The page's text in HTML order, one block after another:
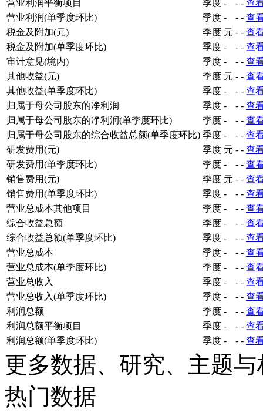
营业利润平衡项目
季度 - - - 查
营业利润(单季度环比)
季度 - - - 查
税金及附加(元)
季度 元 - - 查
税金及附加(单季度环比)
季度 - - - 查
审计意见(境内)
季度 - - - 查
其他收益(元)
季度 元 - - 查
其他收益(单季度环比)
季度 - - - 查
归属于母公司股东的净利润
季度 - - - 查
归属于母公司股东的净利润(单季度环比)
季度 - - - 查
归属于母公司股东的综合收益总额(单季度环比) 季度 - - - 查
研发费用(元)
季度 元 - - 查
研发费用(单季度环比)
季度 - - - 查
销售费用(元)
季度 元 - - 查
销售费用(单季度环比)
季度 - - - 查
营业总成本其他项目
季度 - - - 查
综合收益总额
季度 - - - 查
综合收益总额(单季度环比)
季度 - - - 查
营业总成本
季度 - - - 查
营业总成本(单季度环比)
季度 - - - 查
营业总收入
季度 - - - 查
营业总收入(单季度环比)
季度 - - - 查
利润总额
季度 - - - 查
利润总额平衡项目
季度 - - - 查
利润总额(单季度环比)
季度 - - - 查
更多数据、研究、主题
热门数据